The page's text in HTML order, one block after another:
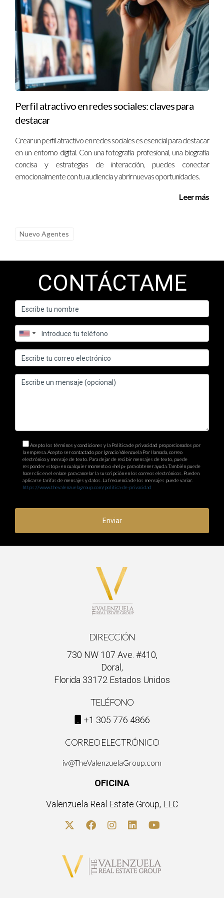
Escucha atentamente sus necesidades y ofrece soluciones
personalizadas; esto muestra empatía y compromiso.
Recuerda siempre poner en práctica estos consejos y
estrategias al interactuar con adultos mayores en el mercado
inmobiliario. La atención al detalle puede marcar la diferencia
asesoramiento adicional o tienes preguntas específicas sobre
este tema, ¡no dudes en contactar a Ignacio Valenzuela!
Perfil atractivo en redes sociales: claves para
destacar
Crear un perfil atractivo en redes sociales es esencial para destacar
en un entorno digital. Con una fotografía profesional, una biografía
concisa y estrategias de interacción, puedes conectar
emocionalmente con tu audiencia y abrir nuevas oportunidades.
Leer más
Nuevo Agentes
CONTÁCTAME
Acepto los términos y condiciones y la Política de privacidad proporcionados por
la empresa. Acepto ser contactado por Ignacio Valenzuela Por llamada, correo
electrónico y mensaje de texto. Para dejar de recibir mensajes de texto, puede
responder «stop» en cualquier momento o «help» para obtener ayuda. También puede
hacer clic en el enlace para cancelar la suscripción en los correos electrónicos. Pueden
aplicarse tarifas de mensajes y datos. La frecuencia de los mensajes puede variar.
https://www.thevalenzuelagroup.com/politica-de-privacidad
Enviar
DIRECCIÓN
730 NW 107 Ave. #410,
Doral,
Florida 33172 Estados Unidos
TELÉFONO
+1 305 776 4866
CORREO ELECTRÓNICO
iv@TheValenzuelaGroup.com
OFICINA
Valenzuela Real Estate Group, LLC